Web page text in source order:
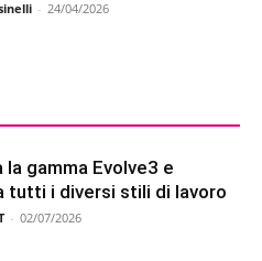
- 24/04/2026
la gamma Evolve3 e
tutti i diversi stili di lavoro
- 02/07/2026